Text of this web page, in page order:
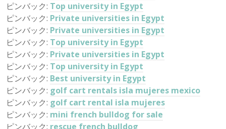
ピンバック: Top university in Egypt
ピンバック: Private universities in Egypt
ピンバック: Private universities in Egypt
ピンバック: Top university in Egypt
ピンバック: Private universities in Egypt
ピンバック: Top university in Egypt
ピンバック: Best university in Egypt
ピンバック: golf cart rentals isla mujeres mexico
ピンバック: golf cart rental isla mujeres
ピンバック: mini french bulldog for sale
ピンバック: rescue french bulldog